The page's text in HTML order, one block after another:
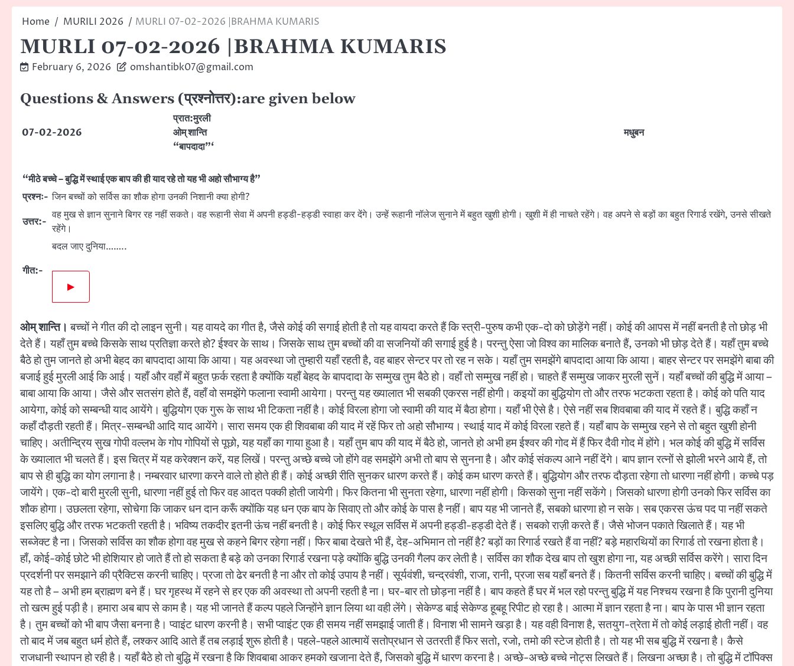
Home MURILI 2026 MURLI 07-02-2026 |BRAHMA KUMARIS
MURLI 07-02-2026 |BRAHMA KUMARIS
February 6, 2026 omshantibk07@gmail.com
Questions & Answers (प्रश्नोत्तर):are given below
07-02-2026
प्रात:मुरली
ओम् शान्ति
“बापदादा”‘
मधुबन
“मीठे बच्चे – बुद्धि में स्थाई एक बाप की ही याद रहे तो यह भी अहो सौभाग्य है”
प्रश्नः- जिन बच्चों को सर्विस का शौक होगा उनकी निशानी क्या होगी?
उत्तर:-
वह मुख से ज्ञान सुनाने बिगर रह नहीं सकते। वह रूहानी सेवा में अपनी हड्डी-हड्डी स्वाहा कर देंगे। उन्हें रूहानी नॉलेज सुनाने में बहुत खुशी होगी। खुशी में ही नाचते रहेंगे। वह अपने से बड़ों का बहुत रिगार्ड रखेंगे, उनसे सीखते
रहेंगे।
गीत:-
बदल जाए दुनिया……..
▶
ओम् शान्ति। बच्चों ने गीत की दो लाइन सुनी। यह वायदे का गीत है, जैसे कोई की सगाई होती है तो यह वायदा करते हैं कि स्त्री-पुरुष कभी एक-दो को छोड़ेंगे नहीं। कोई की आपस में नहीं बनती है तो छोड़ भी
देते हैं। यहाँ तुम बच्चे किसके साथ प्रतिज्ञा करते हो? ईश्वर के साथ। जिसके साथ तुम बच्चों की वा सजनियों की सगाई हुई है। परन्तु ऐसा जो विश्व का मालिक बनाते हैं, उनको भी छोड़ देते हैं। यहाँ तुम बच्चे
बैठे हो तुम जानते हो अभी बेहद का बापदादा आया कि आया। यह अवस्था जो तुम्हारी यहाँ रहती है, वह बाहर सेन्टर पर तो रह न सके। यहाँ तुम समझेंगे बापदादा आया कि आया। बाहर सेन्टर पर समझेंगे बाबा की
बजाई हुई मुरली आई कि आई। यहाँ और वहाँ में बहुत फ़र्क रहता है क्योंकि यहाँ बेहद के बापदादा के सम्मुख तुम बैठे हो। वहाँ तो सम्मुख नहीं हो। चाहते हैं सम्मुख जाकर मुरली सुनें। यहाँ बच्चों की बुद्धि में आया –
बाबा आया कि आया। जैसे और सतसंग होते हैं, वहाँ वो समझेंगे फलाना स्वामी आयेगा। परन्तु यह ख्यालात भी सबकी एकरस नहीं होगी। कइयों का बुद्धियोग तो और तरफ भटकता रहता है। कोई को पति याद
आयेगा, कोई को सम्बन्धी याद आयेंगे। बुद्धियोग एक गुरू के साथ भी टिकता नहीं है। कोई विरला होगा जो स्वामी की याद में बैठा होगा। यहाँ भी ऐसे है। ऐसे नहीं सब शिवबाबा की याद में रहते हैं। बुद्धि कहाँ न
कहाँ दौड़ती रहती हैं। मित्र-सम्बन्धी आदि याद आयेंगे। सारा समय एक ही शिवबाबा की याद में रहें फिर तो अहो सौभाग्य। स्थाई याद में कोई विरला रहते हैं। यहाँ बाप के सम्मुख रहने से तो बहुत खुशी होनी
चाहिए। अतीन्द्रिय सुख गोपी वल्लभ के गोप गोपियों से पूछो, यह यहाँ का गाया हुआ है। यहाँ तुम बाप की याद में बैठे हो, जानते हो अभी हम ईश्वर की गोद में हैं फिर दैवी गोद में होंगे। भल कोई की बुद्धि में सर्विस
के ख्यालात भी चलते हैं। इस चित्र में यह करेक्शन करें, यह लिखें। परन्तु अच्छे बच्चे जो होंगे वह समझेंगे अभी तो बाप से सुनना है। और कोई संकल्प आने नहीं देंगे। बाप ज्ञान रत्नों से झोली भरने आये हैं, तो
बाप से ही बुद्धि का योग लगाना है। नम्बरवार धारणा करने वाले तो होते ही हैं। कोई अच्छी रीति सुनकर धारण करते हैं। कोई कम धारण करते हैं। बुद्धियोग और तरफ दौड़ता रहेगा तो धारणा नहीं होगी। कच्चे पड़
जायेंगे। एक-दो बारी मुरली सुनी, धारणा नहीं हुई तो फिर वह आदत पक्की होती जायेगी। फिर कितना भी सुनता रहेगा, धारणा नहीं होगी। किसको सुना नहीं सकेंगे। जिसको धारणा होगी उनको फिर सर्विस का
शौक होगा। उछलता रहेगा, सोचेगा कि जाकर धन दान करूँ क्योंकि यह धन एक बाप के सिवाए तो और कोई के पास है नहीं। बाप यह भी जानते हैं, सबको धारणा हो न सके। सब एकरस ऊंच पद पा नहीं सकते
इसलिए बुद्धि और तरफ भटकती रहती है। भविष्य तकदीर इतनी ऊंच नहीं बनती है। कोई फिर स्थूल सर्विस में अपनी हड्डी-हड्डी देते हैं। सबको राज़ी करते हैं। जैसे भोजन पकाते खिलाते हैं। यह भी
सब्जेक्ट है ना। जिसको सर्विस का शौक होगा वह मुख से कहने बिगर रहेगा नहीं। फिर बाबा देखते भी हैं, देह-अभिमान तो नहीं है? बड़ों का रिगार्ड रखते हैं वा नहीं? बड़े महारथियों का रिगार्ड तो रखना होता है।
हाँ, कोई-कोई छोटे भी होशियार हो जाते हैं तो हो सकता है बड़े को उनका रिगार्ड रखना पड़े क्योंकि बुद्धि उनकी गैलप कर लेती है। सर्विस का शौक देख बाप तो खुश होगा ना, यह अच्छी सर्विस करेंगे। सारा दिन
प्रदर्शनी पर समझाने की प्रैक्टिस करनी चाहिए। प्रजा तो ढेर बनती है ना और तो कोई उपाय है नहीं। सूर्यवंशी, चन्द्रवंशी, राजा, रानी, प्रजा सब यहाँ बनते हैं। कितनी सर्विस करनी चाहिए। बच्चों की बुद्धि में
यह तो है – अभी हम ब्राह्मण बने हैं। घर गृहस्थ में रहने से हर एक की अवस्था तो अपनी रहती है ना। घर-बार तो छोड़ना नहीं है। बाप कहते हैं घर में भल रहो परन्तु बुद्धि में यह निश्चय रखना है कि पुरानी दुनिया
तो खत्म हुई पड़ी है। हमारा अब बाप से काम है। यह भी जानते हैं कल्प पहले जिन्होंने ज्ञान लिया था वही लेंगे। सेकेण्ड बाई सेकेण्ड हूबहू रिपीट हो रहा है। आत्मा में ज्ञान रहता है ना। बाप के पास भी ज्ञान रहता
है। तुम बच्चों को भी बाप जैसा बनना है। प्वाइंट धारण करनी है। सभी प्वाइंट एक ही समय नहीं समझाई जाती हैं। विनाश भी सामने खड़ा है। यह वही विनाश है, सतयुग-त्रेता में तो कोई लड़ाई होती नहीं। वह
तो बाद में जब बहुत धर्म होते हैं, लश्कर आदि आते हैं तब लड़ाई शुरू होती है। पहले-पहले आत्मायें सतोप्रधान से उतरती हैं फिर सतो, रजो, तमो की स्टेज होती है। तो यह भी सब बुद्धि में रखना है। कैसे
राजधानी स्थापन हो रही है। यहाँ बैठे हो तो बुद्धि में रखना है कि शिवबाबा आकर हमको खजाना देते हैं, जिसको बुद्धि में धारण करना है। अच्छे-अच्छे बच्चे नोट्स लिखते हैं। लिखना अच्छा है। तो बुद्धि में टॉपिक्स